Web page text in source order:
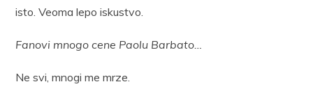
isto. Veoma lepo iskustvo.
Fanovi mnogo cene Paolu Barbato…
Ne svi, mnogi me mrze.